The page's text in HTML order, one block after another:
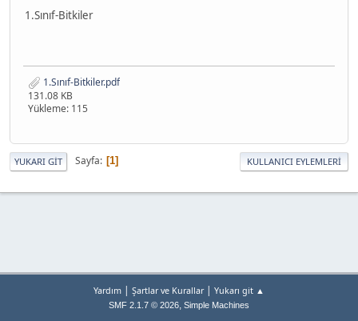
1.Sınıf-Bitkiler
1.Sınıf-Bitkiler.pdf
131.08 KB
Yükleme: 115
YUKARI GIT Sayfa 1 KULLANICI EYLEMLERI
Yardım | Şartlar ve Kurallar| Yukarı git ▲
SMF 2.1.7 © 2026, Simple Machines